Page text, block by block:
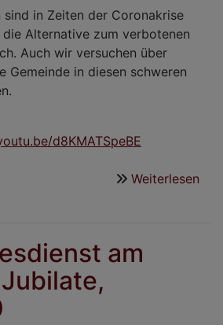
sind in Zeiten der Coronakrise
Alternative zum verbotenen
Auch wir versuchen über
Gemeinde in diesen schweren
d8KMATSpeBE
Weiterlesen
am